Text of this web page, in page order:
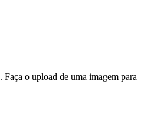
o upload de uma imagem para